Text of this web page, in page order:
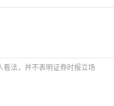
看法，并不表明证券时报立场